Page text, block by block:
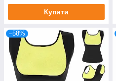
Купити
–58%